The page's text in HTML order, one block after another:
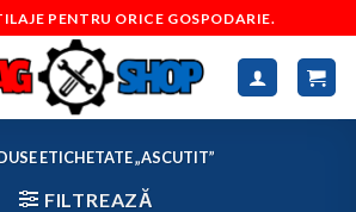
PENTRU ORICE GOSPODARIE.
ETICHETATE „ASCUTIT”
FILTREAZĂ